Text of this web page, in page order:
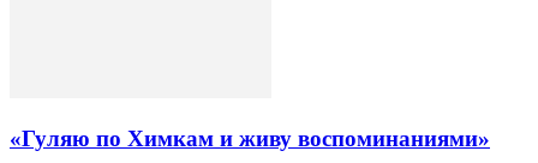
«Гуляю по Химкам и живу воспоминаниями»